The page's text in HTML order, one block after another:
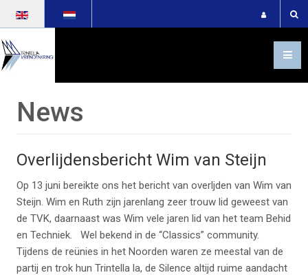
News
Overlijdensbericht Wim van Steijn
Op 13 juni bereikte ons het bericht van overljden van Wim van
Steijn. Wim en Ruth zijn jarenlang zeer trouw lid geweest van
de TVK, daarnaast was Wim vele jaren lid van het team Behid
en Techniek. Wel bekend in de “Classics” community.
Tijdens de reünies in het Noorden waren ze meestal van de
partij en trok hun Trintella la, de Silence altijd ruime aandacht